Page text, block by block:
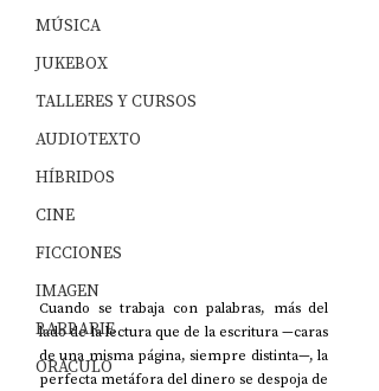
MÚSICA
JUKEBOX
TALLERES Y CURSOS
AUDIOTEXTO
HÍBRIDOS
CINE
FICCIONES
IMAGEN
BARBARIE
ORÁCULO
Cuando se trabaja con palabras, más del
lado de la lectura que de la escritura —caras
de una misma página, siempre distinta—, la
perfecta metáfora del dinero se despoja de